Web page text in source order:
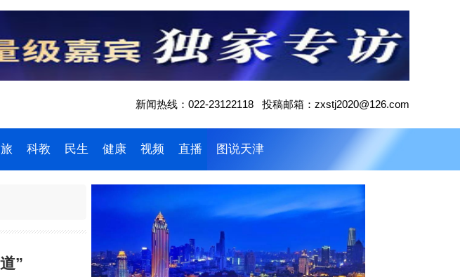
新闻热线：022-23122118 投稿邮箱：zxstj2020@126.com
科教 民生 健康 视频 直播 图说天津
”